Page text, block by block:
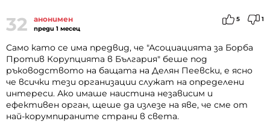
32 анонимен
преди 1 месец
5 1
Само като се има предвид, че "Асоциацията за Борба
Против Корупцията в България" беше под
ръководството на бащата на Делян Пеевски, е ясно
че всички тези организации служат на определени
интереси. Ако имаше наистина независим и
ефективен орган, щеше да излезе на яве, че сме от
най-корумпираните страни в света.